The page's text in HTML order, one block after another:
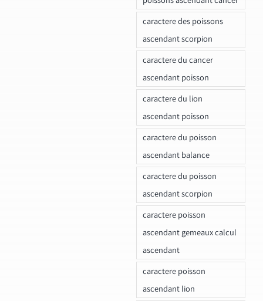
caractere des poissons
ascendant scorpion
caractere du cancer
ascendant poisson
caractere du lion
ascendant poisson
caractere du poisson
ascendant balance
caractere du poisson
ascendant scorpion
caractere poisson
ascendant gemeaux calcul
ascendant
caractere poisson
ascendant lion